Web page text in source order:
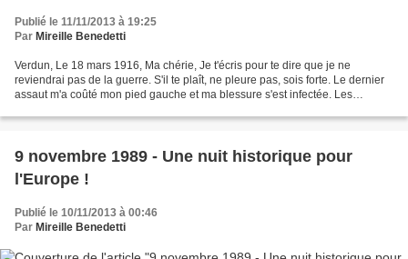
Publié le 11/11/2013 à 19:25
Par Mireille Benedetti
Verdun, Le 18 mars 1916, Ma chérie, Je t'écris pour te dire que je ne
reviendrai pas de la guerre. S'il te plaît, ne pleure pas, sois forte. Le dernier
assaut m'a coûté mon pied gauche et ma blessure s'est infectée. Les
9 novembre 1989 - Une nuit historique pour
l'Europe !
Publié le 10/11/2013 à 00:46
Par Mireille Benedetti